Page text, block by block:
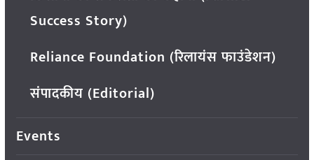
Success Story)
Reliance Foundation (रिलायंस फाउंडेशन)
संपादकीय (Editorial)
Events